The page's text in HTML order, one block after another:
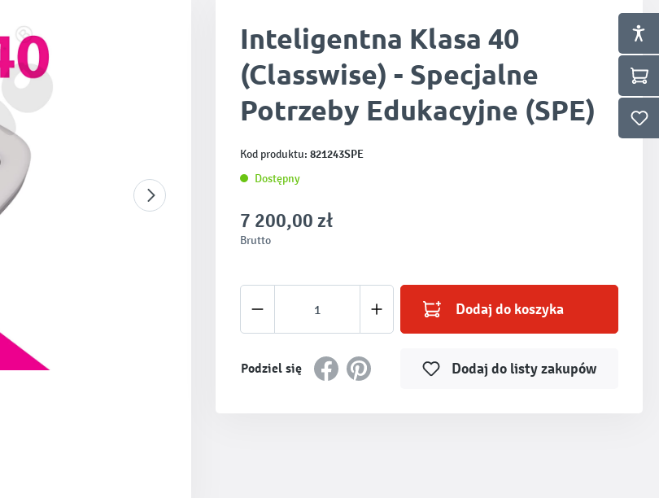
Inteligentna Klasa 40
(Classwise) - Specjalne
Potrzeby Edukacyjne (SPE)
Kod produktu: 821243SPE
Dostępny
7 200,00 zł
Brutto
Ilość produktu: Wprowadź żądaną ilość lub użyj
Dodaj do koszyka
Podziel się Dodaj do listy zakupów